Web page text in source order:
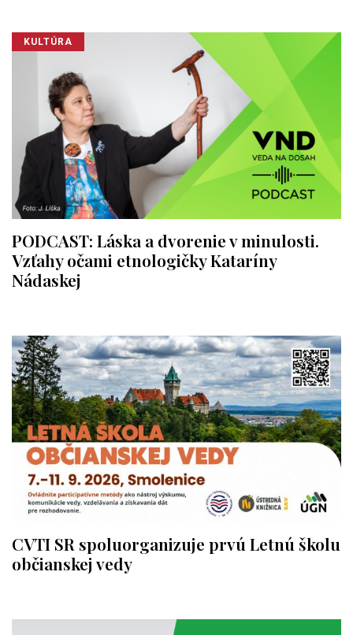
KULTÚRA
PODCAST: Láska a dvorenie v minulosti.
Vzťahy očami etnologičky Kataríny
Nádaskej
CVTI SR spoluorganizuje prvú Letnú školu
občianskej vedy